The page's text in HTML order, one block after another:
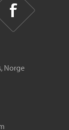
Norge